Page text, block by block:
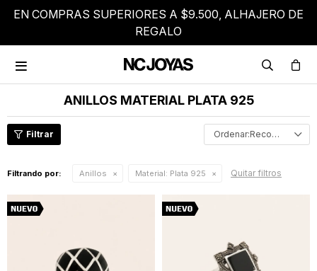
EN COMPRAS SUPERIORES A $9.500, ALHAJERO DE
REGALO

ANILLOS MATERIAL PLATA 925
Recomendados
Filtrando por: Anillos Material: Plata 925 Quitar filtros